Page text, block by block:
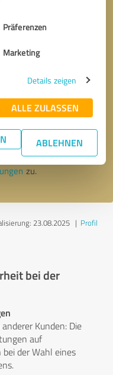
Präferenzen
Marketing
Details zeigen
ALLE ZULASSEN
ABLEHNEN
* Erforderliche Angaben
zu.
23.08.2025| Profil
bei der
Kunden: Die
auf
der Wahl eines